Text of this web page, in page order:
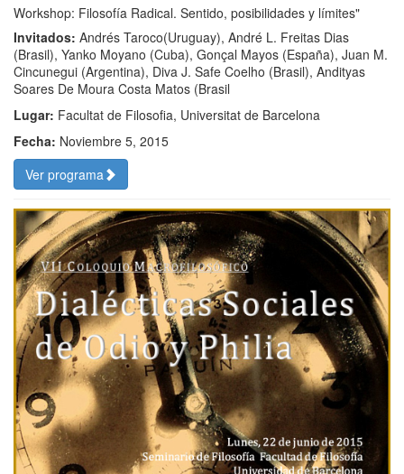
Workshop: Filosofía Radical. Sentido, posibilidades y límites"
Invitados: Andrés Taroco(Uruguay), André L. Freitas Dias
(Brasil), Yanko Moyano (Cuba), Gonçal Mayos (España), Juan M.
Cincunegui (Argentina), Diva J. Safe Coelho (Brasil), Andityas
Soares De Moura Costa Matos (Brasil
Lugar: Facultat de Filosofia, Universitat de Barcelona
Fecha: Noviembre 5, 2015
Ver programa